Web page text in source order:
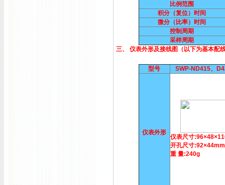
比例范围
积分（复位）时间
微分（比率）时间
控制周期
采样周期
三、 仪表外形及接线图（以下为基本配
型号 SWP-ND415、
仪表外形
仪表尺寸
开孔尺寸:92×44mm
重 量:240g